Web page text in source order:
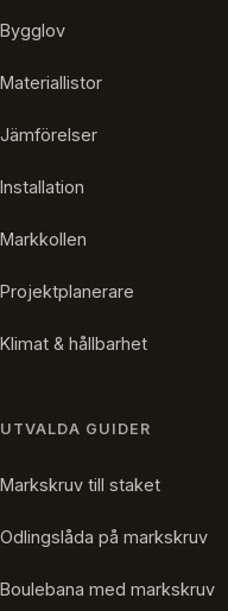
Bygglov
Materiallistor
Jämförelser
Installation
Markkollen
Projektplanerare
Klimat & hållbarhet
UTVALDA GUIDER
Markskruv till staket
Odlingslåda på markskruv
Boulebana med markskruv